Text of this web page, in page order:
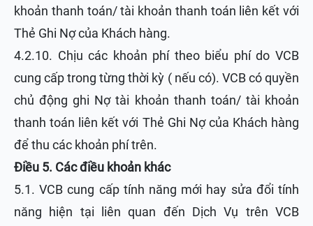
khoản thanh toán/ tài khoản thanh toán liên kết với
Thẻ Ghi Nợ của Khách hàng.
4.2.10. Chịu các khoản phí theo biểu phí do VCB
cung cấp trong từng thời kỳ ( nếu có). VCB có quyền
chủ động ghi Nợ tài khoản thanh toán/ tài khoản
thanh toán liên kết với Thẻ Ghi Nợ của Khách hàng
để thu các khoản phí trên.
Điều 5. Các điều khoản khác
5.1. VCB cung cấp tính năng mới hay sửa đổi tính
năng hiện tại liên quan đến Dịch Vụ trên VCB